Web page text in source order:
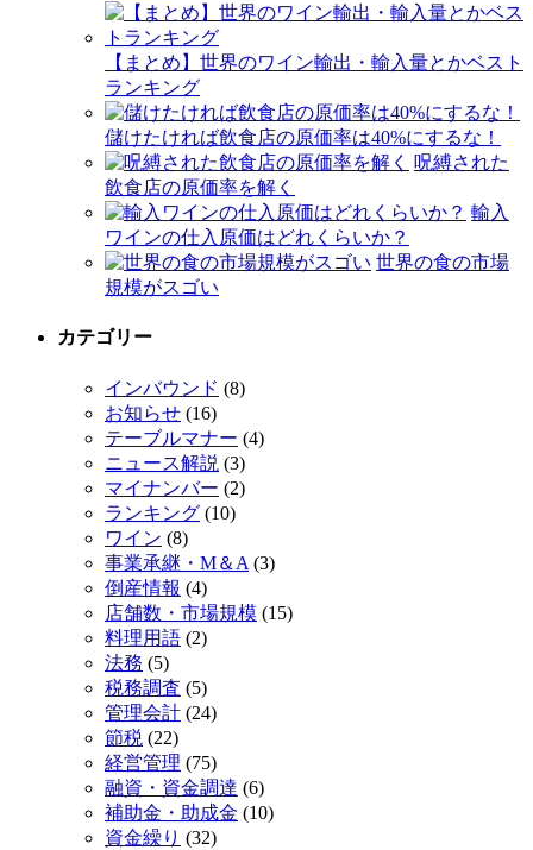
【まとめ】世界のワイン輸出・輸入量とかベスト
ランキング
儲けたければ飲食店の原価率は40%にするな！
呪縛された
飲食店の原価率を解く
輸入
ワインの仕入原価はどれくらいか？
世界の食の市場
規模がスゴい
カテゴリー
インバウンド (8)
お知らせ (16)
テーブルマナー (4)
ニュース解説 (3)
マイナンバー (2)
ランキング (10)
ワイン (8)
事業承継・M＆A (3)
倒産情報 (4)
店舗数・市場規模 (15)
料理用語 (2)
法務 (5)
税務調査 (5)
管理会計 (24)
節税 (22)
経営管理 (75)
融資・資金調達 (6)
補助金・助成金 (10)
資金繰り (32)